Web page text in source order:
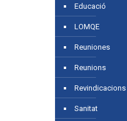
Educació
LOMQE
Reuniones
Reunions
Revindicacions
Sanitat